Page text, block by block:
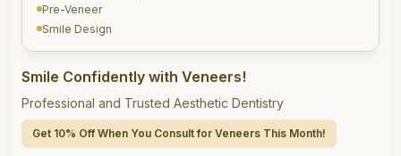
Pre-Veneer
Smile Design
Smile Confidently with Veneers!
Professional and Trusted Aesthetic Dentistry
Get 10% Off When You Consult for Veneers This Month!